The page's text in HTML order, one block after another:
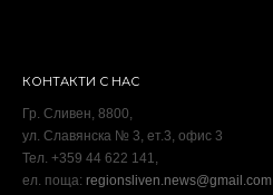
КОНТАКТИ С НАС
Гр. Сливен, 8800,
ул. Славянска № 3, ет.3, офис 3
Тел. +359 44 622 141,
ел. поща: regionsliven.news@gmail.com